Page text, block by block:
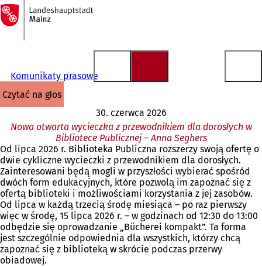
Przejdź do treści
Do
strony
głównej
Komunikaty prasowe
czytać na głos
30. czerwca 2026
Nowa otwarta wycieczka z przewodnikiem dla dorosłych w
Bibliotece Publicznej – Anna Seghers
Od lipca 2026 r. Biblioteka Publiczna rozszerzy swoją ofertę o
dwie cykliczne wycieczki z przewodnikiem dla dorosłych.
Zainteresowani będą mogli w przyszłości wybierać spośród
dwóch form edukacyjnych, które pozwolą im zapoznać się z
ofertą biblioteki i możliwościami korzystania z jej zasobów.
Od lipca w każdą trzecią środę miesiąca – po raz pierwszy
więc w środę, 15 lipca 2026 r. – w godzinach od 12:30 do 13:00
odbędzie się oprowadzanie „Bücherei kompakt”. Ta forma
jest szczególnie odpowiednia dla wszystkich, którzy chcą
zapoznać się z biblioteką w skrócie podczas przerwy
obiadowej.